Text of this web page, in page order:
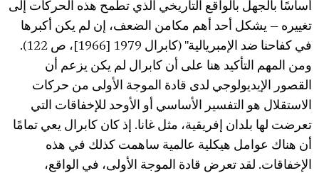
أساسًا بالجهل بالواقع التاريخي الذي تطمح هذه الحركات إلى
تغييره — يشكل أحد أهم مكامن الضعف، إن لم يكن أكبرها
في كفاحنا ضد الإمبريالية" (كابرال 1979 [1966]، ص 122).
ومن المهم التأكيد هنا على أن كابرال لم يكن يزعم أن
القصور الإيديولوجي لدى قادة الموجة الأولى من حركات
الاستقلال هو التفسير الأساسي أو الأوحد للإخفاقات التي
تعرضت لها بلدان إفريقية، مثل غانا. إذ كان كابرال يعي تمامًا
أن هناك عوامل هيكلية عالمية ساهمت كذلك في هذه
الإخفاقات. لقد تعرض قادة الموجة الأولى، في الواقع،